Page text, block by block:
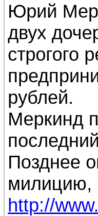
Юрий
двух
строгого
рублей.
Меркинд
Позднее
милицию,
http://